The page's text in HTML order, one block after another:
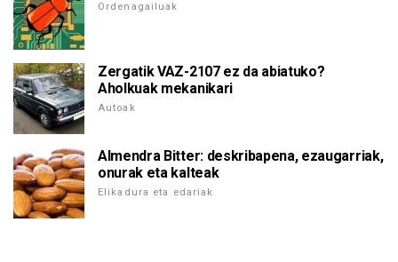
Ordenagailuak
Zergatik VAZ-2107 ez da abiatuko?
Aholkuak mekanikari
Autoak
Almendra Bitter: deskribapena, ezaugarriak,
onurak eta kalteak
Elikadura eta edariak